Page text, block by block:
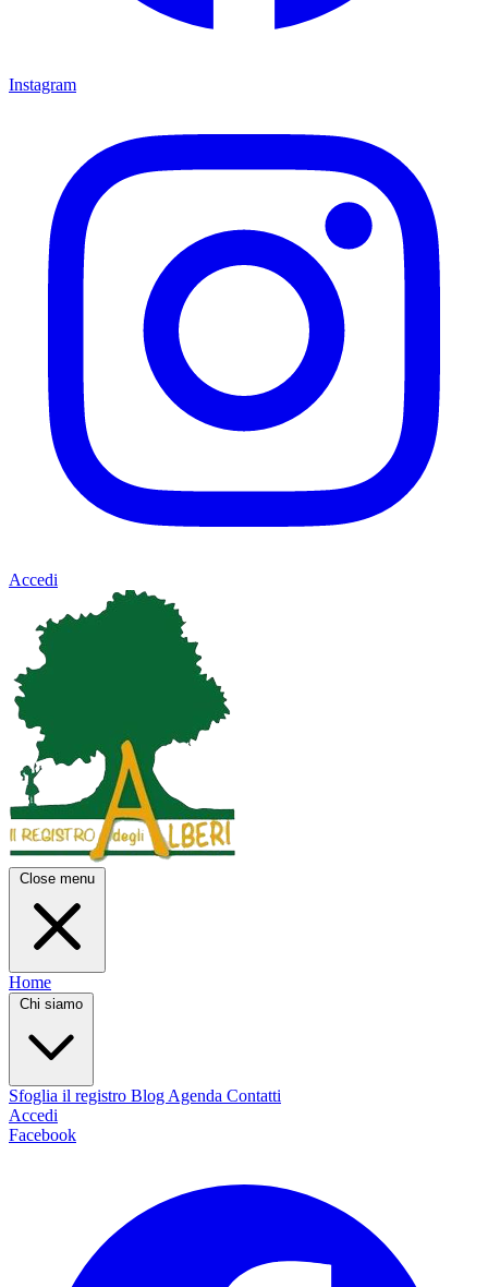
Instagram
Accedi
Close menu
Home
Chi siamo
Sfoglia il registro Blog Agenda Contatti
Accedi
Facebook